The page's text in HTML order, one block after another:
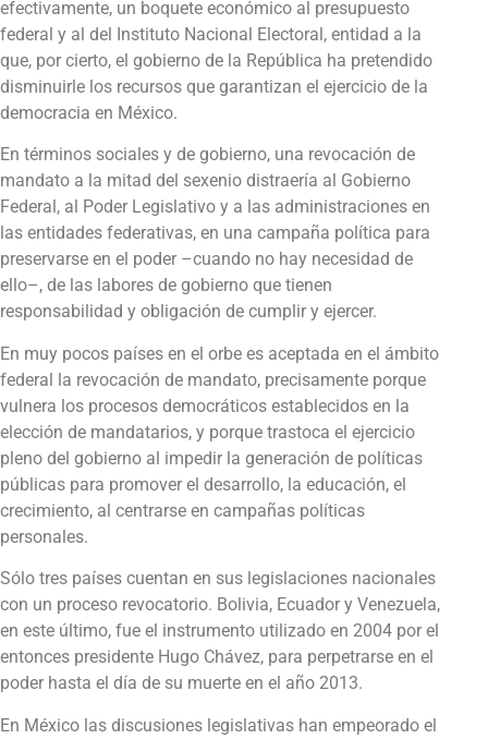
efectivamente, un boquete económico al presupuesto
federal y al del Instituto Nacional Electoral, entidad a la
que, por cierto, el gobierno de la República ha pretendido
disminuirle los recursos que garantizan el ejercicio de la
democracia en México.
En términos sociales y de gobierno, una revocación de
mandato a la mitad del sexenio distraería al Gobierno
Federal, al Poder Legislativo y a las administraciones en
las entidades federativas, en una campaña política para
preservarse en el poder –cuando no hay necesidad de
ello–, de las labores de gobierno que tienen
responsabilidad y obligación de cumplir y ejercer.
En muy pocos países en el orbe es aceptada en el ámbito
federal la revocación de mandato, precisamente porque
vulnera los procesos democráticos establecidos en la
elección de mandatarios, y porque trastoca el ejercicio
pleno del gobierno al impedir la generación de políticas
públicas para promover el desarrollo, la educación, el
crecimiento, al centrarse en campañas políticas
personales.
Sólo tres países cuentan en sus legislaciones nacionales
con un proceso revocatorio. Bolivia, Ecuador y Venezuela,
en este último, fue el instrumento utilizado en 2004 por el
entonces presidente Hugo Chávez, para perpetrarse en el
poder hasta el día de su muerte en el año 2013.
En México las discusiones legislativas han empeorado el